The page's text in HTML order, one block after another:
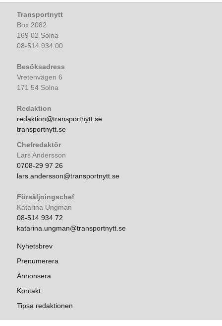
Transportnytt
Box 2082
169 02 Solna
08-514 934 00
Besöksadress
Vretenvägen 6
171 54 Solna
Redaktion
redaktion@transportnytt.se
transportnytt.se
Chefredaktör
Lars Andersson
0708-29 97 26
lars.andersson@transportnytt.se
Försäljningschef
Katarina Ungman
08-514 934 72
katarina.ungman@transportnytt.se
Nyhetsbrev
Prenumerera
Annonsera
Kontakt
Tipsa redaktionen